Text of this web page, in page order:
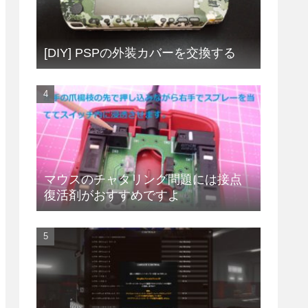
[DIY] PSPの外装カバーを交換する
マウスのチャタリング問題には接点
復活剤がおすすめですよ